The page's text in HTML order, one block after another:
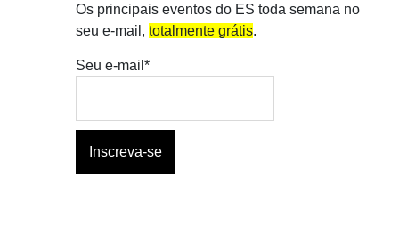
Os principais eventos do ES toda semana no
seu e-mail, totalmente grátis.
Seu e-mail*